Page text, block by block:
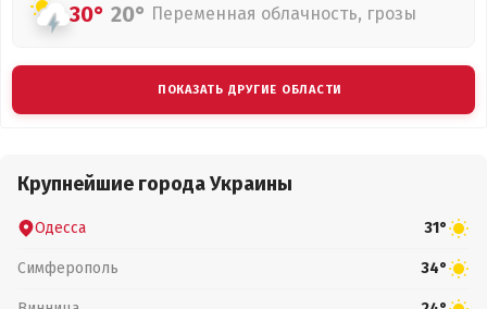
30° 20° Переменная облачность, грозы
ПОКАЗАТЬ ДРУГИЕ ОБЛАСТИ
Крупнейшие города Украины
Одесса 31°
Симферополь 34°